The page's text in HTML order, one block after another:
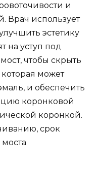
и
Врач использует
эстетику
на уступ под
чтобы скрыть
может
и обеспечить
коронковой
коронкой.
срок